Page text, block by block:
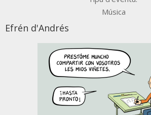
Música
Efrén d'Andrés